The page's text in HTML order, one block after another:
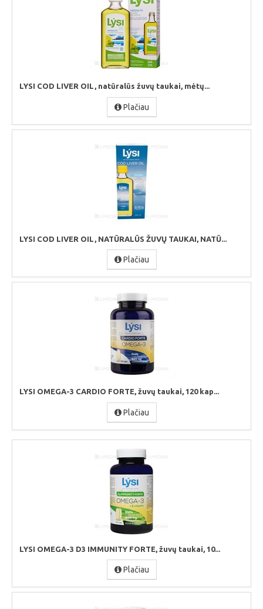
LYSI COD LIVER OIL, natūralūs žuvų taukai, mėtų...
Plačiau
LYSI COD LIVER OIL, NATŪRALŪS ŽUVŲ TAUKAI, NATŪ...
Plačiau
LYSI OMEGA-3 CARDIO FORTE, žuvų taukai, 120 kap...
Plačiau
LYSI OMEGA-3 D3 IMMUNITY FORTE, žuvų taukai, 10...
Plačiau